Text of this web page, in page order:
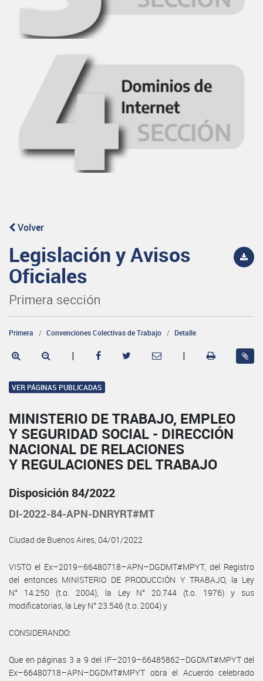
Volver
Legislación y Avisos
Oficiales
Primera sección
Primera Convenciones Colectivas de Trabajo Detalle
| |
VER PÁGINAS PUBLICADAS
MINISTERIO DE TRABAJO, EMPLEO
Y SEGURIDAD SOCIAL - DIRECCIÓN
NACIONAL DE RELACIONES
Y REGULACIONES DEL TRABAJO
Disposición 84/2022
DI-2022-84-APN-DNRYRT#MT
Ciudad de Buenos Aires, 04/01/2022
VISTO el Ex–2019–66480718–APN–DGDMT#MPYT, del Registro
del entonces MINISTERIO DE PRODUCCIÓN Y TRABAJO, la Ley
N° 14.250 (t.o. 2004), la Ley N° 20.744 (t.o. 1976) y sus
modificatorias, la Ley N° 23.546 (t.o. 2004) y
CONSIDERANDO:
Que en páginas 3 a 9 del IF–2019–66485862–DGDMT#MPYT del
Ex–66480718–APN–DGDMT#MPYT obra el Acuerdo celebrado